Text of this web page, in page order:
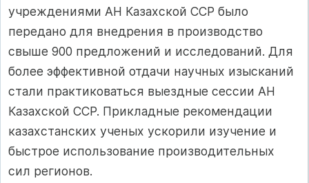
учреждениями АН Казахской ССР было
передано для внедрения в производство
свыше 900 предложений и исследований. Для
более эффективной отдачи научных изысканий
стали практиковаться выездные сессии АН
Казахской ССР. Прикладные рекомендации
казахстанских ученых ускорили изучение и
быстрое использование производительных
сил регионов.